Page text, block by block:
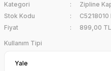
Kategori
Zipline
Stok Kodu
C5218010
Fiyat
899,00
Kullanım Tipi